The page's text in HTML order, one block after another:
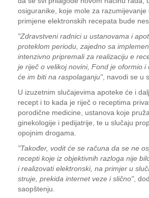
osiguranike, koje mole za razumijevanje
primjene elektronskih recepata bude
"Zdravstveni radnici u ustanovama i
proteklom periodu, zajedno sa
intenzivno pripremali za realizaciju e
je riječ o velikoj novini, Fond je oformio i
će im biti na raspolaganju", navodi se u
U izuzetnim slučajevima apoteke će i
recept i to kada je riječ o receptima
porodične medicine, ustanova koje
ginekologije i pedijatrije, te u slučaju
opojnim drogama.
"Također, vodit će se računa da se ne
recepti koje iz objektivnih razloga nije
i realizovati elektronski, na primjer u
struje, prekida internet veze i slično",
saopštenju.